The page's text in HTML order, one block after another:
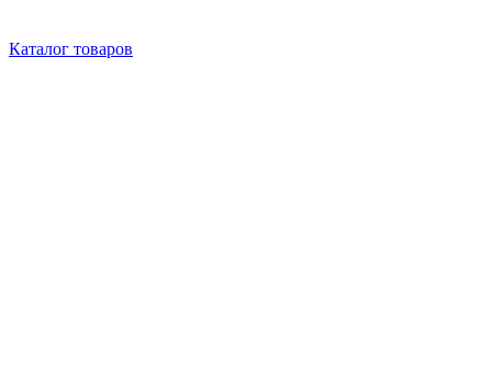
Каталог товаров